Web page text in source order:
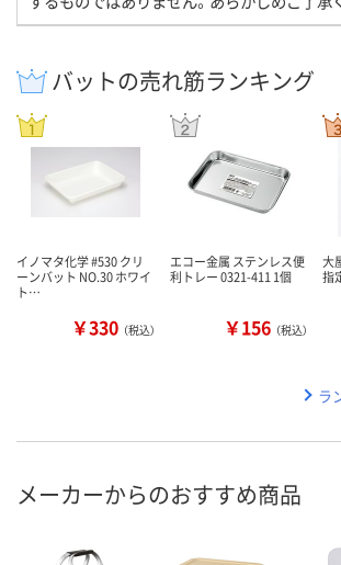
バットの売れ筋ランキング
イノマタ化学 #530 クリ
ーンバット NO.30 ホワイ
ト…
￥330 （税込）
エコー金属 ステンレス便
利トレー 0321-411 1個
￥156 （税込）
大
指
ラ
メーカーからのおすすめ商品